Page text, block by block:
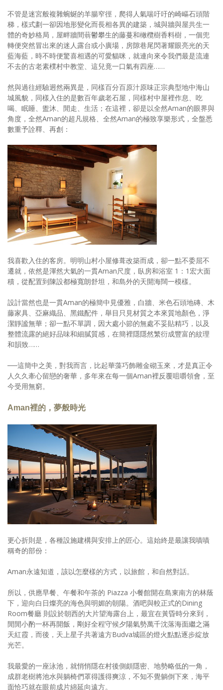
不管是迷宮般複雜蜿蜒的羊腸窄徑，爬得人氣喘吁吁的崎嶇石頭階
梯，樣式劃一卻因地形變化而長相各異的建築，城與牆與屋共生一
體的奇妙格局，屋畔牆間蓊鬱攀生的藤蔓和橄欖樹香料樹，一個兜
轉便突然冒出來的迷人露台或小廣場，房隙巷尾閃著耀眼亮光的天
藍海藍，時不時便驚喜相遇的可愛貓咪，就連向來令我們最是流連
不去的古老素樸村中教堂、這兒竟一口氣有四座……
然與過往經驗迥然兩異是，同樣百分百原汁原味正宗典型地中海山
城風貌，同樣入住的是數百年歲老石屋，同樣村中屋裡作息、吃
喝、眠睡、盥沐、閒走、生活；在這裡，卻是以全然Aman的眼界與
角度，全然Aman的超凡規格、全然Aman的極致享樂形式，全盤悉
數重予詮釋、再創：
我喜歡入住的客房。明明山村小屋修葺改築而成，卻一點不委屈不
遷就，依然是渾然大氣的一貫Aman尺度，臥房和浴室 1：1宏大面
積，從配置到陳設都極寬朗舒坦，和島外的天開海闊一模樣。
設計當然也是一貫Aman的極簡中見優雅，白牆、米色石頭地磚、木
藤家具、亞麻織品、黑鐵配件，舉目只見材質之本來質地顏色，淨
潔靜謐無華；卻一點不單調，因大處小節的無處不妥貼精巧，以及
整體流露的絕好品味和細膩質感，在簡裡隱隱然繁衍成豐富的紋理
和韻致……
──這簡中之美，對我而言，比起華藻巧飾雕金砌玉來，才是真正令
人久久牽心留戀的奢華，多年來在每一個Aman裡反覆咀嚼領會，至
今受用無窮。
Aman裡的，夢般時光
更心折則是，各種設施建構與安排上的匠心。這始終是最讓我嘖嘖
稱奇的部份：
Aman永遠知道，該以怎麼樣的方式，以旅館，和自然對話。
所以，供應早餐、午餐和午茶的 Piazza 小餐館開在島東南方的林蔭
下，迎向白日燦亮的海色與明媚的朝陽。酒吧與較正式的Dining
Room餐廳 則設於朝西的大片望海露台上，最宜在黃昏時分來到，
閒閒小酌一杯再開飯，剛好全程守候夕陽氣勢萬千沈落海面繼之滿
天紅霞，而後，天上星子共著遠方Budva城區的燈火點點逐步綻放
光芒。
我最愛的一座泳池，就悄悄隱在村後側頗隱密、地勢略低的一角，
成群老樹將池水與躺椅們罩得護得爽涼，不知不覺躺倒下來，海平
面恰巧就在眼前成片綿延向遠方。